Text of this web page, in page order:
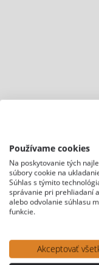
Používame cookies
Na poskytovanie tých
súbory cookie na
Súhlas s týmito
správanie pri prehliadaní
alebo odvolanie súhlasu
funkcie.
Akceptovať